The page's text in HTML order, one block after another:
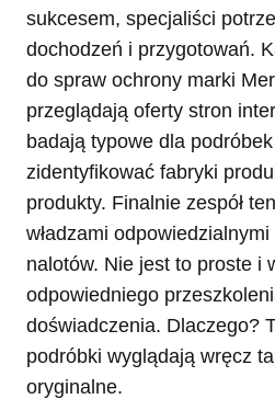
sukcesem, specjaliści
dochodzeń i przygotowań.
do spraw ochrony marki
przeglądają oferty stron
badają typowe dla
zidentyfikować fabryki
produkty. Finalnie zespół
władzami
nalotów. Nie jest to proste i
odpowiedniego
doświadczenia. Dlaczego?
podróbki wyglądają wręcz
oryginalne.